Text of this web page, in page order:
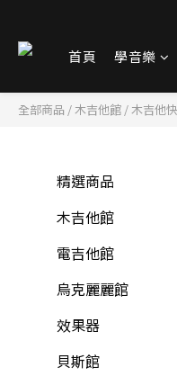
首頁 學音樂
全部商品 /木吉他館 /木吉他
精選商品
木吉他館
電吉他館
烏克麗麗館
效果器
貝斯館